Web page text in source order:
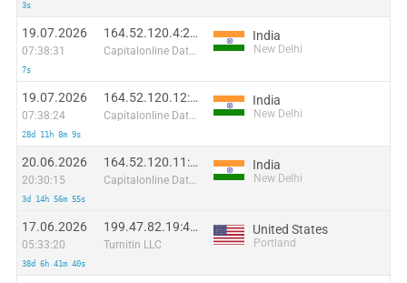
3s
19.07.2026
07:38:31
7s
164.52.120.4:26034
Capitalonline Data Service (HK) Co
India
New Delhi
19.07.2026
07:38:24
28d 11h 8m 9s
164.52.120.12:42451
Capitalonline Data Service (HK) Co
India
New Delhi
20.06.2026
20:30:15
3d 14h 56m 55s
164.52.120.11:48689
Capitalonline Data Service (HK) Co
India
New Delhi
17.06.2026
05:33:20
38d 6h 41m 40s
199.47.82.19:47622
Turnitin LLC
United States
Portland